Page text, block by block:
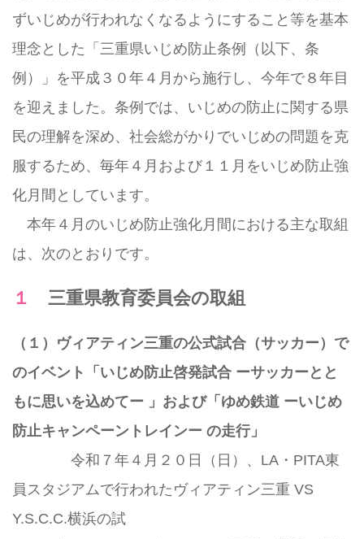
ずいじめが行われなくなるようにすること等を基本
理念とした「三重県いじめ防止条例（以下、条
例）」を平成３０年４月から施行し、今年で８年目
を迎えました。条例では、いじめの防止に関する県
民の理解を深め、社会総がかりでいじめの問題を克
服するため、毎年４月および１１月をいじめ防止強
化月間としています。
本年４月のいじめ防止強化月間における主な取組
は、次のとおりです。
１ 三重県教育委員会の取組
（１）ヴィアティン三重の公式試合（サッカー）で
のイベント「いじめ防止啓発試合 ーサッカーとと
もに思いを込めてー 」および「ゆめ鉄道 ーいじめ
防止キャンペーントレインー の走行」
令和７年４月２０日（日）、LA・PITA東
員スタジアムで行われたヴィアティン三重 VS
Y.S.C.C.横浜の試